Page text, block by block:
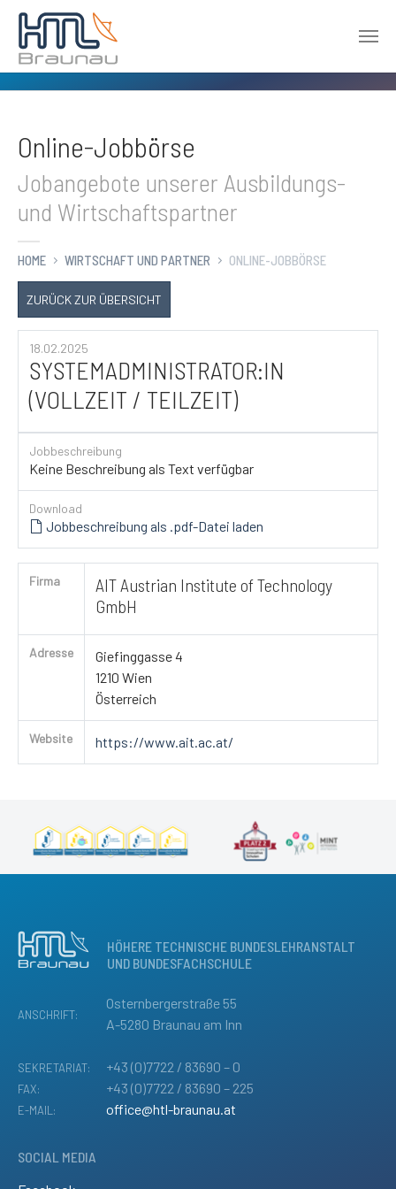
Online-Jobbörse
Jobangebote unserer Ausbildungs-
und Wirtschaftspartner
HOME WIRTSCHAFT UND PARTNER ONLINE-JOBBÖRSE
ZURÜCK ZUR ÜBERSICHT
18.02.2025
SYSTEMADMINISTRATOR:IN
(VOLLZEIT / TEILZEIT)
Jobbeschreibung
Keine Beschreibung als Text verfügbar
Download
Jobbeschreibung als .pdf-Datei laden
Firma
AIT Austrian Institute of Technology
GmbH
Adresse
Giefinggasse 4
1210 Wien
Österreich
Website https://www.ait.ac.at/
HÖHERE TECHNISCHE BUNDESLEHRANSTALT
UND BUNDESFACHSCHULE
ANSCHRIFT:
Osternbergerstraße 55
A-5280 Braunau am Inn
SEKRETARIAT: +43 (0)7722 / 83690 – 0
FAX: +43 (0)7722 / 83690 – 225
E-MAIL: office@htl-braunau.at
SOCIAL MEDIA